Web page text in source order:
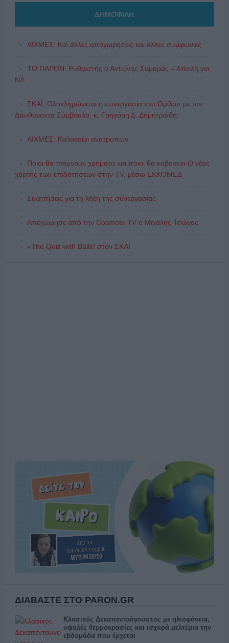
ΔΗΜΟΦΙΛΗ
ΑΙΧΜΕΣ: Και άλλες αποχωρήσεις και άλλες συμφωνίες
ΤΟ ΠΑΡΟΝ: Ρυθμιστής ο Αντώνης Σαμαράς – Απειλή για
ΝΔ
ΣΚΑΪ: Ολοκληρώνεται η συνεργασία του Ομίλου με τον
Διευθύνοντα Σύμβουλο, κ. Γρηγόρη Δ. Δημητριάδη,
ΑΙΧΜΕΣ: Καλοκαίρι ανατροπών
Ποιοι θα παίρνουν χρήματα και ποιοι θα κόβονται-Ο νέος
χάρτης των επιδοτήσεων στην TV, μέσω ΕΚΚΟΜΕΔ
Συζητήσεις για τη λήξη της συνεργασίας
Αποχώρησε από την Cosmote TV o Μιχάλης Τσώχος
«The Quiz with Balls! στον ΣΚΑΪ
ΔΙΑΒΑΣΤΕ ΣΤΟ PARON.GR
Κλασικός Δεκαπενταύγουστος με ηλιοφάνεια,
υψηλές θερμοκρασίες και ισχυρά μελτέμια την
εβδομάδα που έρχεται